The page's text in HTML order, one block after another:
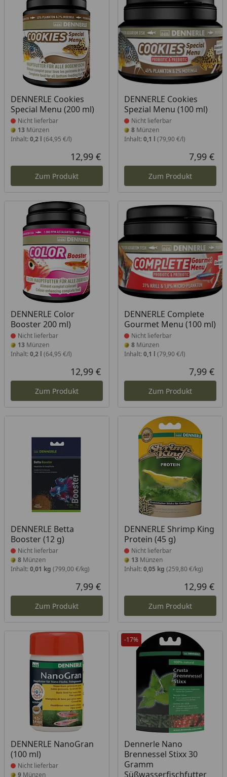
DENNERLE Cookies
Special Menu (200 ml)
Produkt nicht lieferbar
Nicht lieferbar
13 Münzen
Inhalt: 0,2 l (64,95 €/l)
Aktueller Preis
12,99 €
Zum Produkt
DENNERLE Cookies
Spezial Menu (100 ml)
Produkt nicht lieferbar
Nicht lieferbar
8Münzen
Inhalt: 0,1 l (79,90 €/l)
7,99 €
Zum Produkt
DENNERLE Color
Booster 200 ml)
Produkt nicht lieferbar
Nicht lieferbar
13 Münzen
Inhalt: 0,2 l (64,95 €/l)
Aktueller Preis
12,99 €
Zum Produkt
DENNERLE Complete
Gourmet Menu (100 ml)
Produkt nicht lieferbar
Nicht lieferbar
8Münzen
Inhalt: 0,1 l (79,90 €/l)
7,99 €
Zum Produkt
DENNERLE Betta
Booster (12 g)
Produkt nicht lieferbar
Nicht lieferbar
8 Münzen
Inhalt: 0,01 kg (799,00 €/kg)
Aktueller Preis
7,99 €
Zum Produkt
DENNERLE Shrimp King
Protein (45 g)
Produkt nicht lieferbar
Nicht lieferbar
13Münzen
Inhalt: 0,05 kg (259,80 €/kg)
12,99 €
Zum Produkt
DENNERLE NanoGran
(100 ml)
Produkt nicht lieferbar
Nicht lieferbar
9 Münzen
-17%
Dennerle Nano
Brennessel Stixx 30
Gramm
Süßwasserfischfutter
Produkt nicht lieferbar